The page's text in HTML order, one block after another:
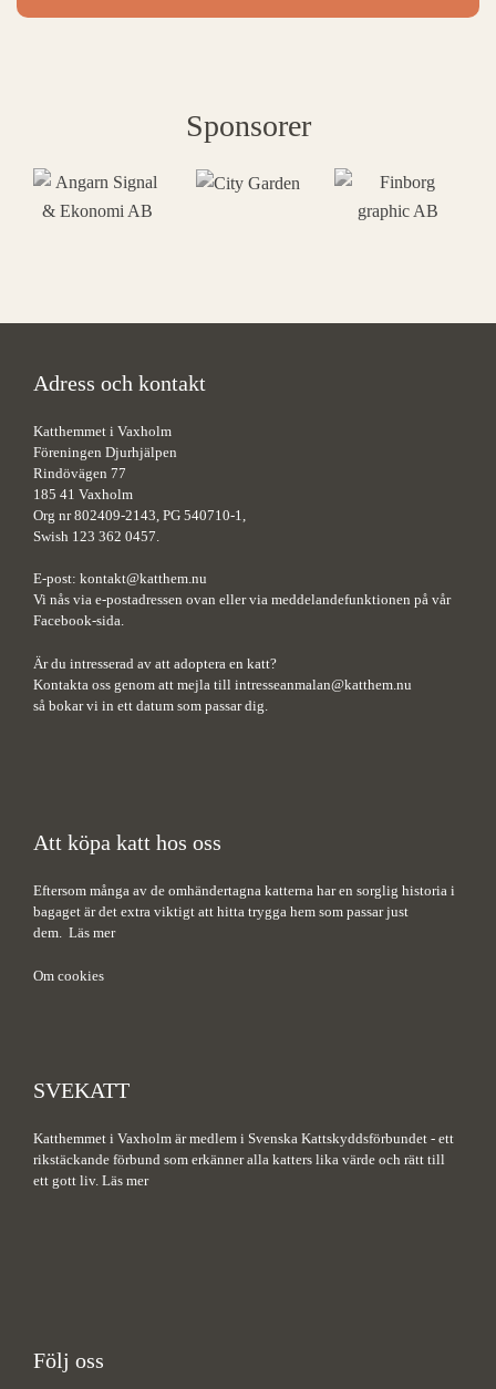
Sponsorer
Adress och kontakt
Katthemmet i Vaxholm
Föreningen Djurhjälpen
Rindövägen 77
185 41 Vaxholm
Org nr 802409-2143, PG 540710-1,
Swish 123 362 0457.
E-post: kontakt@katthem.nu
Vi nås via e-postadressen ovan eller via meddelandefunktionen på vår
Facebook-sida.
Är du intresserad av att adoptera en katt?
Kontakta oss genom att mejla till intresseanmalan@katthem.nu
så bokar vi in ett datum som passar dig.
Att köpa katt hos oss
Eftersom många av de omhändertagna katterna har en sorglig historia i
bagaget är det extra viktigt att hitta trygga hem som passar just
dem. Läs mer
Om cookies
SVEKATT
Katthemmet i Vaxholm är medlem i Svenska Kattskyddsförbundet - ett
rikstäckande förbund som erkänner alla katters lika värde och rätt till
ett gott liv. Läs mer
Följ oss